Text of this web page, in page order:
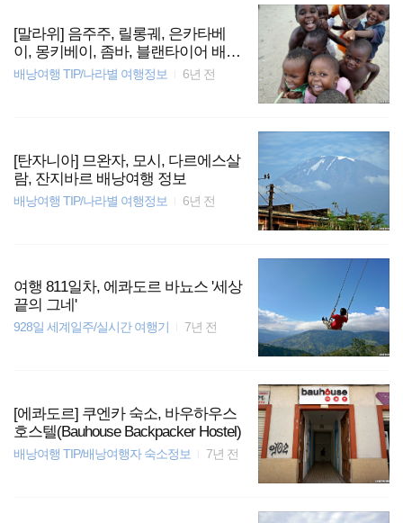
[말라위] 음주주, 릴롱궤, 은카타베
이, 몽키베이, 좀바, 블랜타이어 배낭
여행 정보
배낭여행 TIP/나라별 여행정보 6년 전
[탄자니아] 므완자, 모시, 다르에스살
람, 잔지바르 배낭여행 정보
배낭여행 TIP/나라별 여행정보 6년 전
여행 811일차, 에콰도르 바뇨스 '세상
끝의 그네'
928일 세계일주/실시간 여행기 7년 전
[에콰도르] 쿠엔카 숙소, 바우하우스
호스텔(Bauhouse Backpacker Hostel)
배낭여행 TIP/배낭여행자 숙소정보 7년 전